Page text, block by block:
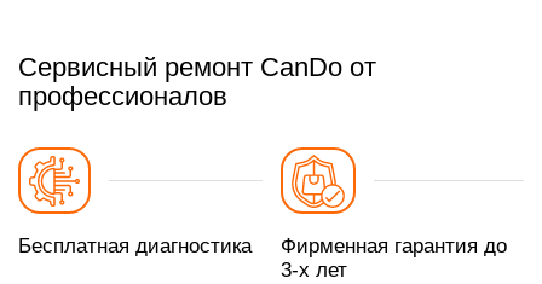
Сервисный ремонт CanDo от
профессионалов
Бесплатная диагностика
Фирменная гарантия до
3-х лет